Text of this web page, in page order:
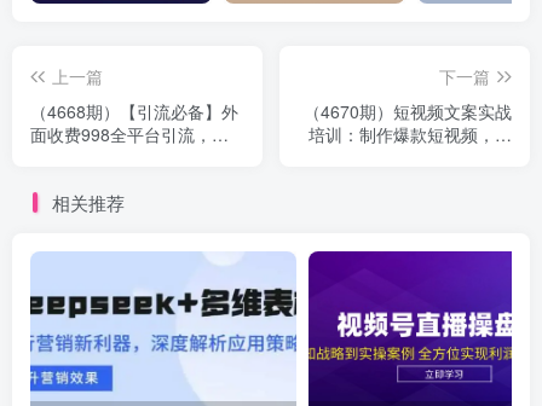
上一篇
（4668期）【引流必备】外
面收费998全平台引流，包
下一篇
（4670期）短视频文案实战
培训：制作爆款短视频，轻
相关推荐